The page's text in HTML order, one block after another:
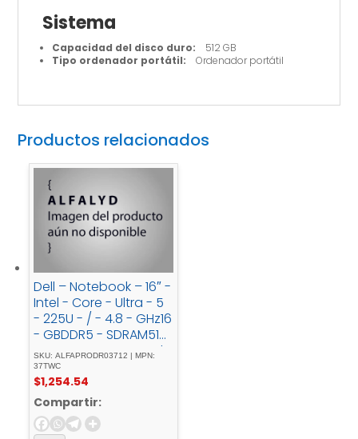
Sistema
Capacidad del disco duro: 512 GB
Tipo ordenador portátil: Ordenador portátil
Productos relacionados
Dell – Notebook – 16″ -
Intel - Core - Ultra - 5
- 225U - / - 4.8 - GHz16
- GBDDR5 - SDRAM512
- GB - SSDIntegrated -
graphics
SKU: ALFAPRODR03712 | MPN:
37TWC
$1,254.54
Compartir: